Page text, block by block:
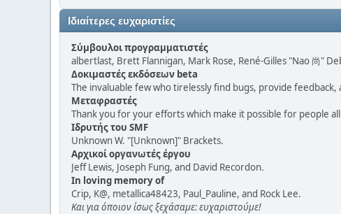
Ιδιαίτερες ευχαριστίες
Σύμβουλοι προγραμματιστές
albertlast, Brett Flannigan, Mark Rose, René-Gilles "Nao 尚"
Δοκιμαστές εκδόσεων beta
The invaluable few who tirelessly find bugs, provide
Μεταφραστές
Thank you for your efforts which make it possible for people
Ιδρυτής του SMF
Unknown W. "[Unknown]" Brackets.
Αρχικοί οργανωτές έργου
Jeff Lewis, Joseph Fung, and David Recordon.
In loving memory of
Crip, K@, metallica48423, Paul_Pauline, and Rock Lee.
Και για όποιον ίσως ξεχάσαμε: ευχαριστούμε!